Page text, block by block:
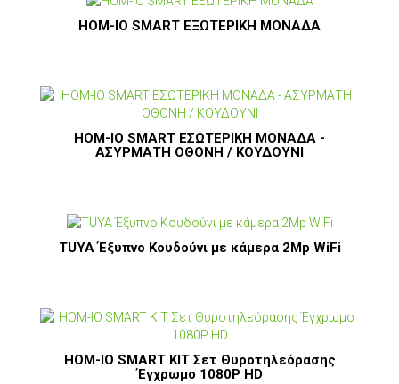
HOM-IO SMART ΕΞΩΤΕΡΙΚΗ ΜΟΝΑΔΑ
HOM-IO SMART ΕΣΩΤΕΡΙΚΗ ΜΟΝΑΔΑ -
ΑΣΥΡΜΑΤΗ ΟΘΟΝΗ / ΚΟΥΔΟΥΝΙ
TUYA Έξυπνο Κουδούνι με κάμερα 2Μp WiFi
HOM-IO SMART ΚΙΤ Σετ Θυροτηλεόρασης
Έγχρωμο 1080P HD